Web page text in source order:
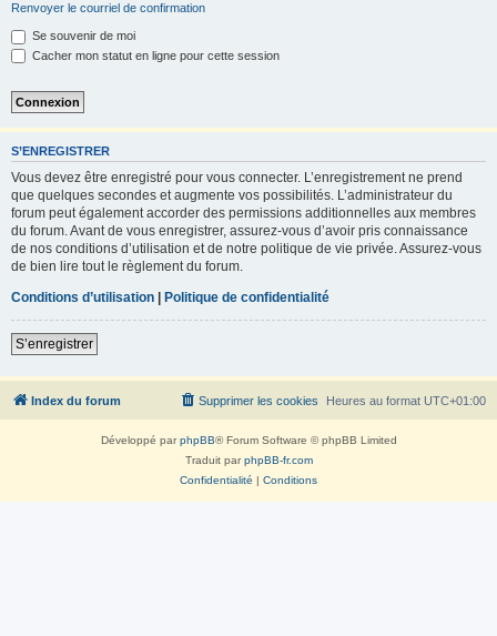
Renvoyer le courriel de confirmation
Se souvenir de moi
Cacher mon statut en ligne pour cette session
S’ENREGISTRER
Vous devez être enregistré pour vous connecter. L’enregistrement ne prend
que quelques secondes et augmente vos possibilités. L’administrateur du
forum peut également accorder des permissions additionnelles aux membres
du forum. Avant de vous enregistrer, assurez-vous d’avoir pris connaissance
de nos conditions d’utilisation et de notre politique de vie privée. Assurez-vous
de bien lire tout le règlement du forum.
Conditions d’utilisation | Politique de confidentialité
S’enregistrer
Index du forum Heures au format UTC+01:00
Supprimer les cookies
Développé parphpBB® Forum Software © phpBB Limited
Traduit parphpBB-fr.com
Confidentialité | Conditions